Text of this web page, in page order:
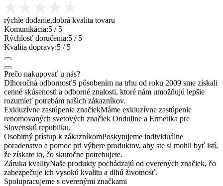
rýchle dodanie,dobrá kvalita tovaru
Komunikácia:5 / 5
Rýchlosť doručenia:5 / 5
Kvalita dopravy:5 / 5
Prečo nakupovať u nás?
Dlhoročná odbornosťS pôsobením na trhu od roku 2009 sme získali
cenné skúsenosti a odborné znalosti, ktoré nám umožňujú lepšie
rozumieť potrebám našich zákazníkov.
Exkluzívne zastúpenie značiekMáme exkluzívne zastúpenie
renomovaných svetových značiek Onduline a Ermetika pre
Slovenskú republiku.
Osobitný prístup k zákazníkomPoskytujeme individuálne
poradenstvo a pomoc pri výbere produktov, aby ste si mohli byť istí,
že získate to, čo skutočne potrebujete.
Záruka kvalityNaše produkty pochádzajú od overených značiek, čo
zabezpečuje ich vysokú kvalitu a dlhú životnosť.
Spolupracujeme s overenými značkami